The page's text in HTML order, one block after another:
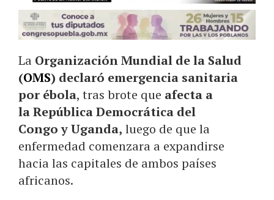
La Organización Mundial de la Salud
(OMS) declaró emergencia sanitaria
por ébola, tras brote que afecta a
la República Democrática del
Congo y Uganda, luego de que la
enfermedad comenzara a expandirse
hacia las capitales de ambos países
africanos.